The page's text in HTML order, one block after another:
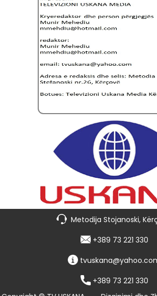
Metodija Stojanoski,
+389 73 221 330
+389 73 221 330